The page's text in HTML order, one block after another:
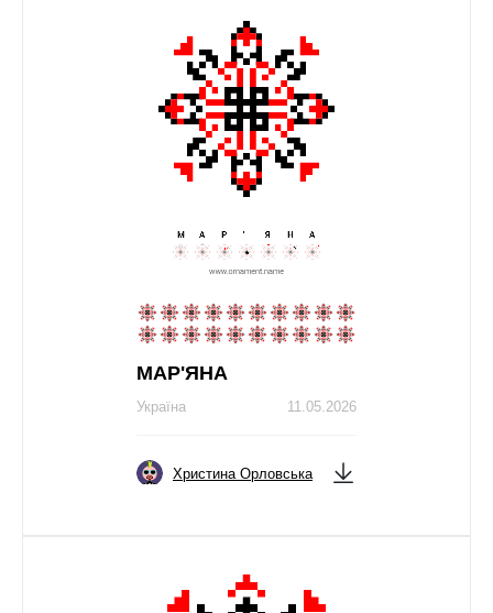
МАР'ЯНА
11.05.2026
Україна
Христина Орловська